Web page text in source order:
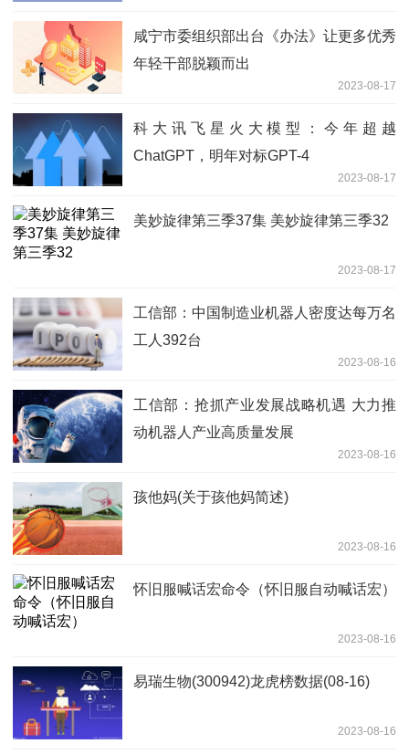
咸宁市委组织部出台《办法》让更多优秀
年轻干部脱颖而出
2023-08-17
科大讯飞星火大模型：今年超越
ChatGPT，明年对标GPT-4
2023-08-17
美妙旋律第三季37集 美妙旋律第三季32
2023-08-17
工信部：中国制造业机器人密度达每万名
工人392台
2023-08-16
工信部：抢抓产业发展战略机遇 大力推
动机器人产业高质量发展
2023-08-16
孩他妈(关于孩他妈简述)
2023-08-16
怀旧服喊话宏命令（怀旧服自动喊话宏）
2023-08-16
易瑞生物(300942)龙虎榜数据(08-16)
2023-08-16